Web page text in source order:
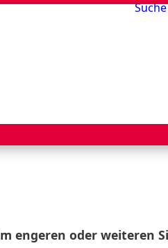
Suche
engeren oder weiteren